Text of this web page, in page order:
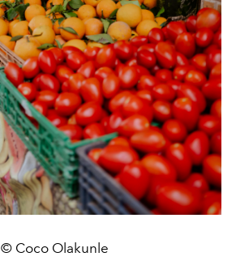
© Coco Olakunle